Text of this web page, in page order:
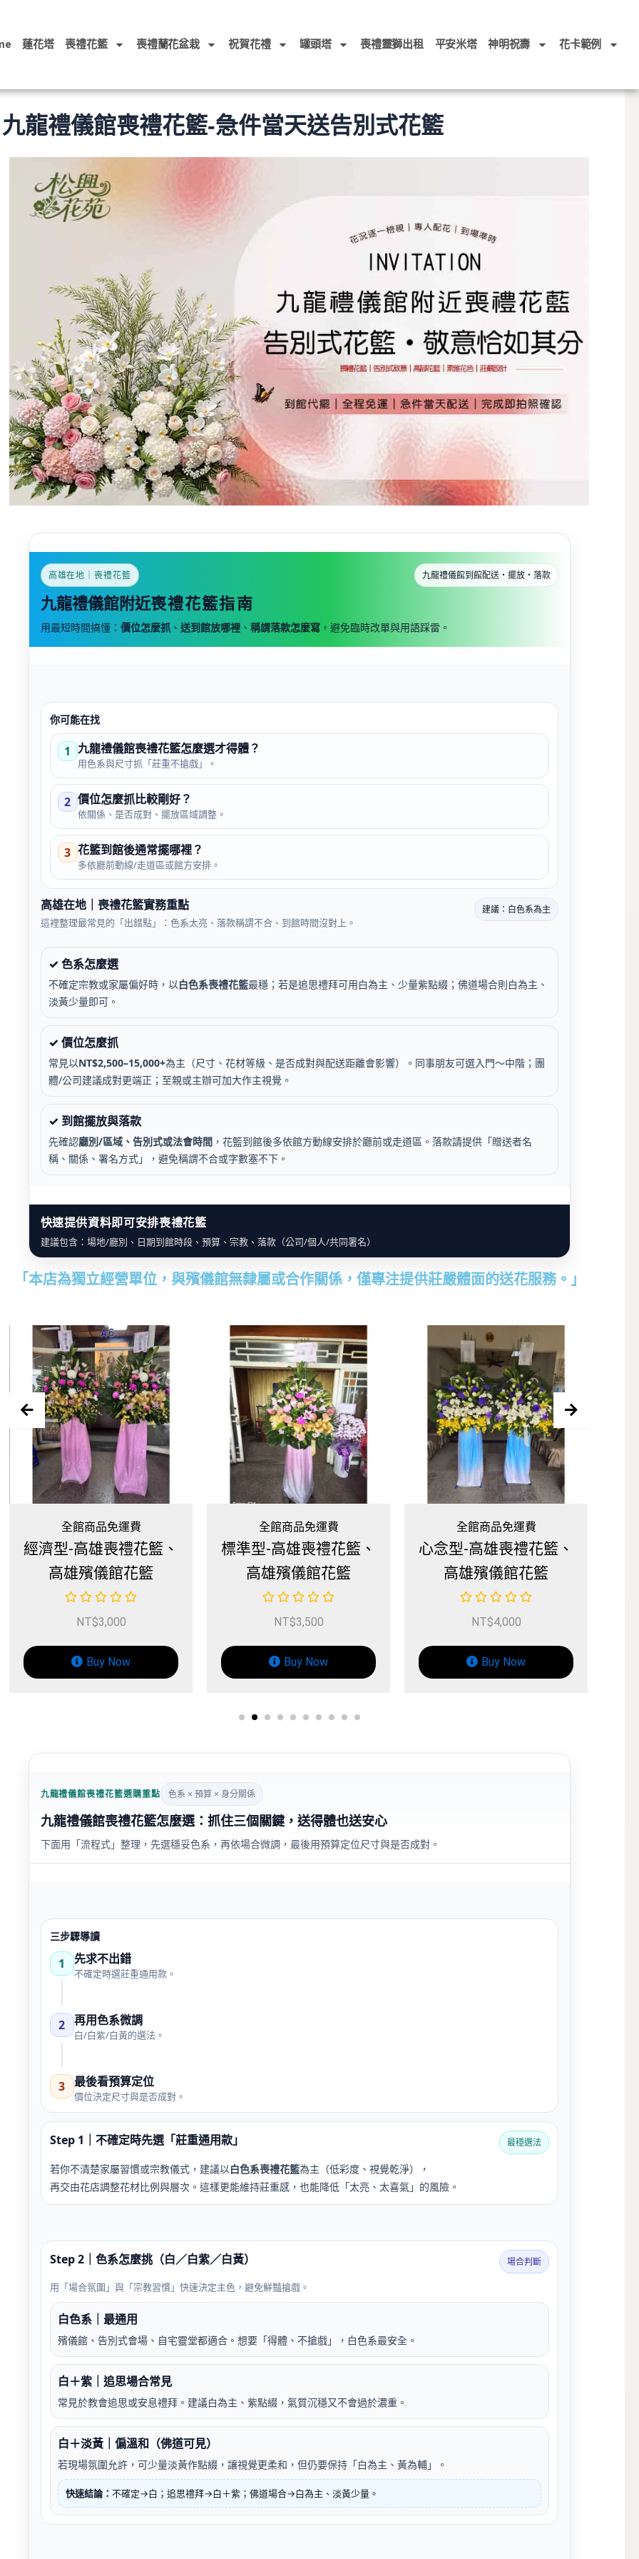
蓮花塔 喪禮花籃 喪禮蘭花盆栽 祝賀花禮 罐頭塔 喪禮靈獅出租 平安米塔 神明祝壽 花卡範例
九龍禮儀館喪禮花籃-急件當天送告別式花籃
高雄在地｜喪禮花籃 九龍禮儀館到館配送・擺放・落款
九龍禮儀館附近喪禮花籃指南
用最短時間搞懂： 價位怎麼抓、 送到館放哪裡、 稱謂落款怎麼寫，避免臨時改單與用語踩雷。
你可能在找
1 九龍禮儀館喪禮花籃怎麼選才得體？
用色系與尺寸抓「莊重不搶戲」。
2 價位怎麼抓比較剛好？
依關係、是否成對、擺放區域調整。
3 花籃到館後通常擺哪裡？
多依廳前動線/走道區或館方安排。
高雄在地｜喪禮花籃實務重點
這裡整理最常見的「出錯點」：色系太亮、落款稱謂不合、到館時間沒對上。
建議：白色系為主
✓ 色系怎麼選
不確定宗教或家屬偏好時，以白色系喪禮花籃最穩；若是追思禮拜可用白為主、少量紫點綴；佛道場合則白為主、
淡黃少量即可。
✓ 價位怎麼抓
常見以NT$2,500–15,000+為主（尺寸、花材等級、是否成對與配送距離會影響）。同事朋友可選入門～中階；團
體/公司建議成對更端正；至親或主辦可加大作主視覺。
✓ 到館擺放與落款
先確認廳別/區域、告別式或法會時間，花籃到館後多依館方動線安排於廳前或走道區。落款請提供「贈送者名
稱、關係、署名方式」，避免稱謂不合或字數塞不下。
快速提供資料即可安排喪禮花籃
建議包含：場地/廳別、日期到館時段、預算、宗教、落款（公司/個人/共同署名）
「本店為獨立經營單位，與殯儀館無隸屬或合作關係，僅專注提供莊嚴體面的送花服務。」
、
全館商品免運費
標準型-高雄喪禮花籃、
高雄殯儀館花籃
NT$
Buy Now
全館商品免運費
心念型-高雄喪禮花籃、
高雄殯儀館花籃
NT$
Buy Now
全館商品免運費
蘭蘊型-高雄喪禮花籃、
高雄殯儀館花籃
NT$
Buy Now
九龍禮儀館喪禮花籃選購重點 色系 × 預算 × 身分關係
九龍禮儀館喪禮花籃怎麼選：抓住三個關鍵，送得體也送安心
下面用「流程式」整理，先選穩妥色系，再依場合微調，最後用預算定位尺寸與是否成對。
三步驟導讀
1 先求不出錯
不確定時選莊重通用款。
2 再用色系微調
白/白紫/白黃的選法。
3 最後看預算定位
價位決定尺寸與是否成對。
Step 1｜不確定時先選「莊重通用款」 最穩選法
若你不清楚家屬習慣或宗教儀式，建議以白色系喪禮花籃為主（低彩度、視覺乾淨），
再交由花店調整花材比例與層次。這樣更能維持莊重感，也能降低「太亮、太喜氣」的風險。
Step 2｜色系怎麼挑（白／白紫／白黃） 場合判斷
用「場合氛圍」與「宗教習慣」快速決定主色，避免鮮豔搶戲。
白色系｜最通用
殯儀館、告別式會場、自宅靈堂都適合。想要「得體、不搶戲」，白色系最安全。
白＋紫｜追思場合常見
常見於教會追思或安息禮拜。建議白為主、紫點綴，氣質沉穩又不會過於濃重。
白＋淡黃｜偏溫和（佛道可見）
若現場氛圍允許，可少量淡黃作點綴，讓視覺更柔和，但仍要保持「白為主、黃為輔」。
快速結論： 不確定→白；追思禮拜→白＋紫；佛道場合→白為主、淡黃少量。